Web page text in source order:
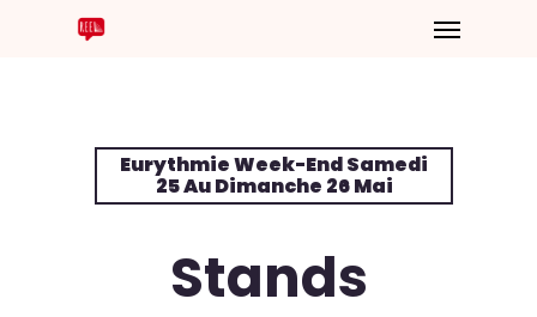
Eurythmie Week-End Samedi
25 Au Dimanche 26 Mai
Stands